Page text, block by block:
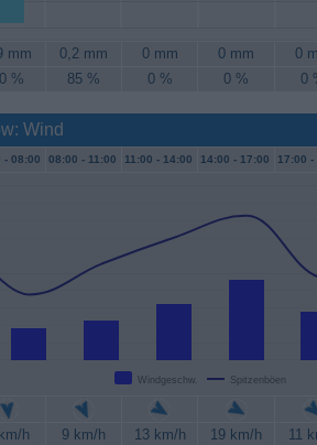
mm 0,2 mm 0 mm 0 mm
0
% 85 % 0 % 0 % 0
Wind
- 08:00 08:00 - 11:00 11:00 - 14:00 14:00 - 17:00 17:00 -
Windgeschw. Spitzenböen
h 9 km/h 13 km/h 19 km/h
11